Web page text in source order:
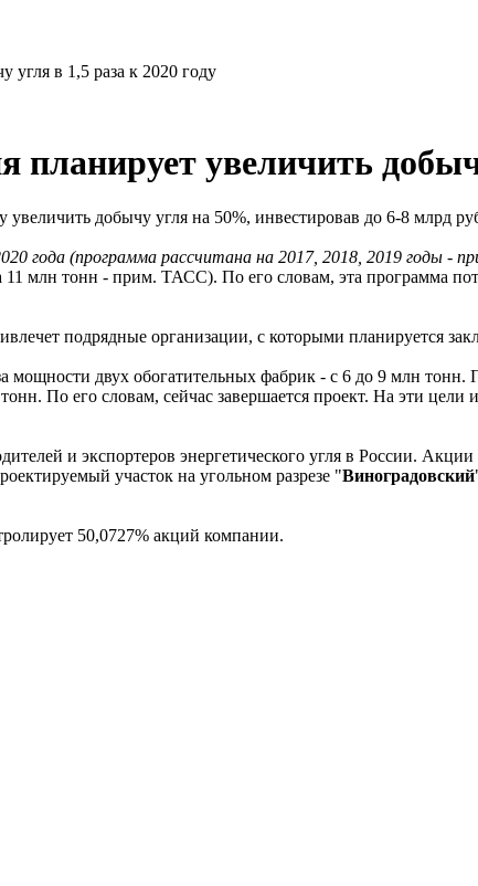
угля в 1,5 раза к 2020 году
планирует увеличить
увеличить добычу угля на 50%, инвестировав до 6-8 млрд
года (программа рассчитана на 2017, 2018, 2019 годы -
млн тонн - прим. ТАСС). По его словам, эта программа
подрядные организации, с которыми планируется
двух обогатительных фабрик - с 6 до 9 млн
По его словам, сейчас завершается проект. На эти
и экспортеров энергетического угля в России. Акции
участок на угольном разрезе "Виноградовский
50,0727% акций компании.